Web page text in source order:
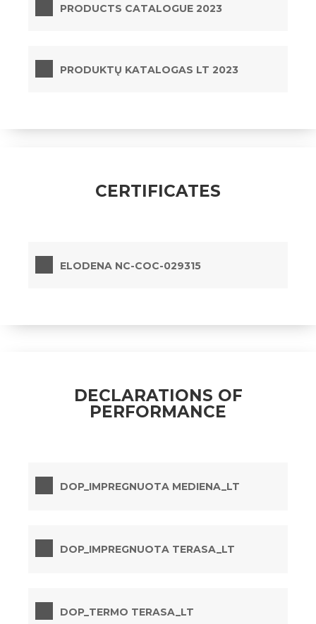
PRODUCTS CATALOGUE 2023
PRODUKTŲ KATALOGAS LT 2023
CERTIFICATES
ELODENA NC-COC-029315
DECLARATIONS OF
PERFORMANCE
DOP_IMPREGNUOTA MEDIENA_LT
DOP_IMPREGNUOTA TERASA_LT
DOP_TERMO TERASA_LT